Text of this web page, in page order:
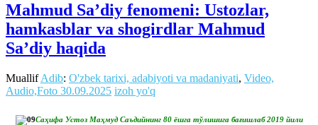
Mahmud Sa’diy fenomeni: Ustozlar,
hamkasblar va shogirdlar Mahmud
Sa’diy haqida
MuallifAdib: O'zbek tarixi, adabiyoti va madaniyati, Video,
Audio,Foto 30.09.2025 izoh yo'q
Саҳифа Устоз Маҳмуд Саъдийнинг 80 ёшга тўлишига бағишлаб 2019 йили